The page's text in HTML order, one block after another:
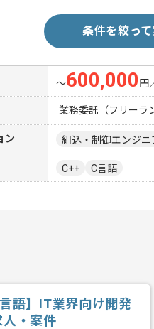
条件を絞っ
〜600,000 円
業務委託（フリーラ
ン 組込・制御エンジニ
C++ C言語
言語】IT業界向け開発
人・案件